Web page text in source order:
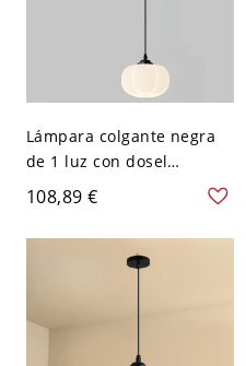
Lámpara colgante negra
de 1 luz con dosel
redondo, detalle de
madera y pantalla de
plástico para isla de
cocina o mesita de noche
108,89 €